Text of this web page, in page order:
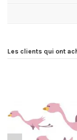
Les clients qui ont